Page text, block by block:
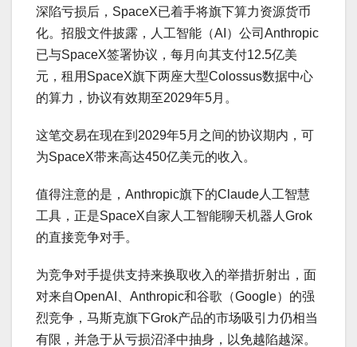
深陷亏损后，SpaceX已着手将旗下算力资源货币
化。招股文件披露，人工智能（AI）公司Anthropic
已与SpaceX签署协议，每月向其支付12.5亿美
元，租用SpaceX旗下两座大型Colossus数据中心
的算力，协议有效期至2029年5月。
这笔交易在现在到2029年5月之间的协议期内，可
为SpaceX带来高达450亿美元的收入。
值得注意的是，Anthropic旗下的Claude人工智慧
工具，正是SpaceX自家人工智能聊天机器人Grok
的直接竞争对手。
为竞争对手提供支持来换取收入的举措折射出，面
对来自OpenAI、Anthropic和谷歌（Google）的强
烈竞争，马斯克旗下Grok产品的市场吸引力仍相当
有限，并急于从亏损沼泽中抽身，以免越陷越深。